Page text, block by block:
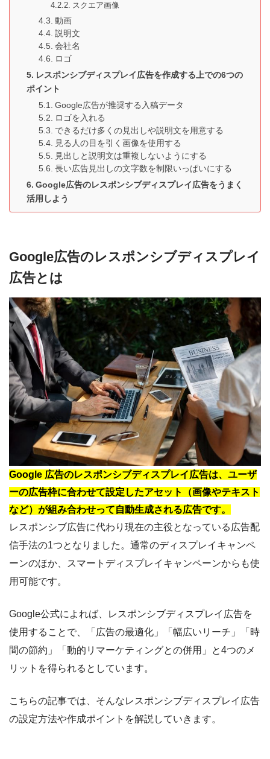
スクエア画像
動画
説明文
会社名
ロゴ
レスポンシブディスプレイ広告を作成する上での6つの
ポイント
Google広告が推奨する入稿データ
ロゴを入れる
できるだけ多くの見出しや説明文を用意する
見る人の目を引く画像を使用する
見出しと説明文は重複しないようにする
長い広告見出しの文字数を制限いっぱいにする
Google広告のレスポンシブディスプレイ広告をうまく
活用しよう
Google広告のレスポンシブディスプレイ
広告とは
Google 広告のレスポンシブディスプレイ広告は、ユーザ
ーの広告枠に合わせて設定したアセット（画像やテキスト
など）が組み合わせって自動生成される広告です。
レスポンシブ広告に代わり現在の主役となっている広告配
信手法の1つとなりました。通常のディスプレイキャンペ
ーンのほか、スマートディスプレイキャンペーンからも使
用可能です。
Google公式によれば、レスポンシブディスプレイ広告を
使用することで、「広告の最適化」「幅広いリーチ」「時
間の節約」「動的リマーケティングとの併用」と4つのメ
リットを得られるとしています。
こちらの記事では、そんなレスポンシブディスプレイ広告
の設定方法や作成ポイントを解説していきます。